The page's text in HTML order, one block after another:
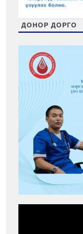
ДОНОР ДОРГО